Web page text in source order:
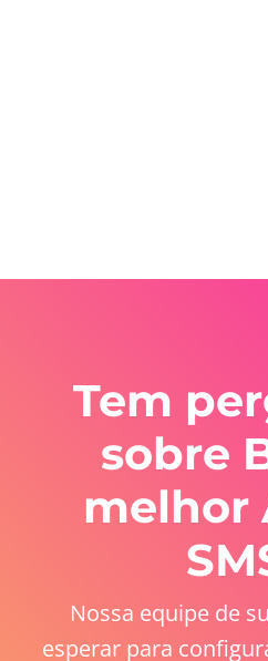
Tem
sobre
melhor
Nossa equipe de
esperar para